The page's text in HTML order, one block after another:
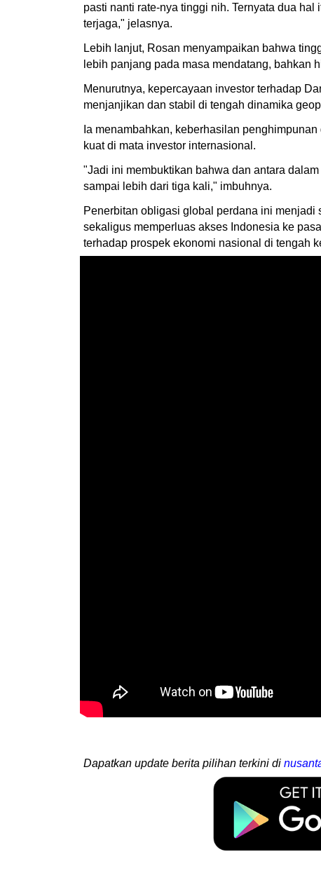
pasti nanti rate-nya tinggi nih. Ternyata dua
terjaga," jelasnya.
Lebih lanjut, Rosan menyampaikan bahwa
lebih panjang pada masa mendatang, bahkan
Menurutnya, kepercayaan investor terhadap
menjanjikan dan stabil di tengah dinamika
Ia menambahkan, keberhasilan
kuat di mata investor internasional.
"Jadi ini membuktikan bahwa dan antara
sampai lebih dari tiga kali," imbuhnya.
Penerbitan obligasi global perdana ini menjadi
sekaligus memperluas akses Indonesia ke
terhadap prospek ekonomi nasional di tengah
Dapatkan update berita pilihan terkini di